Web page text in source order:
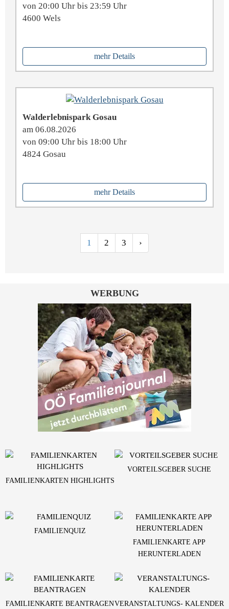
von 20:00 Uhr bis 23:59 Uhr
4600 Wels
mehr Details
Walderlebnispark Gosau
am 06.08.2026
von 09:00 Uhr bis 18:00 Uhr
4824 Gosau
mehr Details
1 2 3 ›
WERBUNG
FAMILIENKARTEN HIGHLIGHTS
VORTEILSGEBER SUCHE
FAMILIENQUIZ
FAMILIENKARTE APP
HERUNTERLADEN
FAMILIENKARTE BEANTRAGENVERANSTALTUNGS- KALENDER